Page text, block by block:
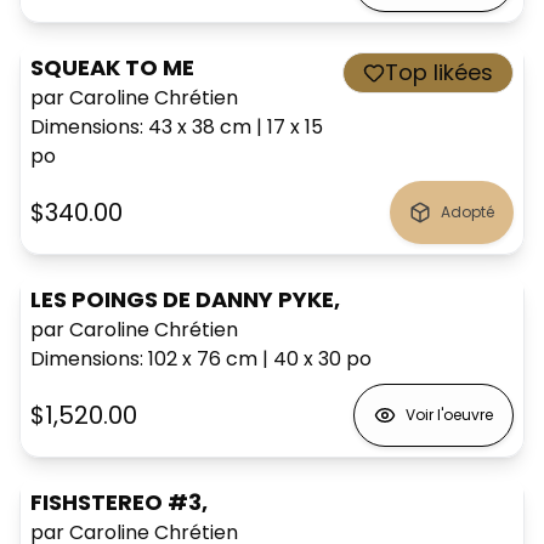
SQUEAK TO ME
par Caroline Chrétien
Dimensions: 43 x 38cm | 17 x 15
po
Top likées
$340.00 Adopté
LES POINGS DE DANNY PYKE,
par Caroline Chrétien
Dimensions: 102 x 76cm | 40 x 30 po
$1,520.00 Voir l'oeuvre
FISHSTEREO #3,
par Caroline Chrétien